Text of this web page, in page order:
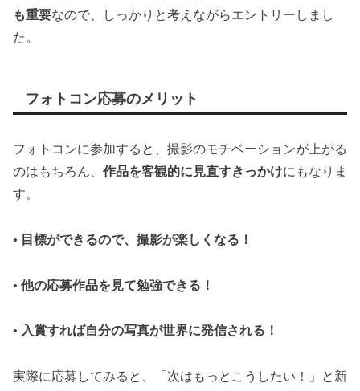
も重要なので、しっかりと考えながらエントリーしまし
た。
フォトコン応募のメリット
フォトコンに参加すると、撮影のモチベーションが上がる
のはもちろん、 作品を客観的に見直すきっかけにもなりま
す。
• 目標ができるので、撮影が楽しくなる！
• 他の応募作品を見て勉強できる！
• 入賞すれば自分の写真が世界に発信される！
実際に応募してみると、「次はもっとこうしたい！」と新